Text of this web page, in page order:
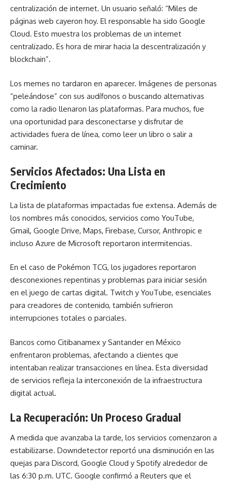
centralización de internet. Un usuario señaló: “Miles de
páginas web cayeron hoy. El responsable ha sido Google
Cloud. Esto muestra los problemas de un internet
centralizado. Es hora de mirar hacia la descentralización y
blockchain”.
Los memes no tardaron en aparecer. Imágenes de personas
“peleándose” con sus audífonos o buscando alternativas
como la radio llenaron las plataformas. Para muchos, fue
una oportunidad para desconectarse y disfrutar de
actividades fuera de línea, como leer un libro o salir a
caminar.
Servicios Afectados: Una Lista en
Crecimiento
La lista de plataformas impactadas fue extensa. Además de
los nombres más conocidos, servicios como YouTube,
Gmail, Google Drive, Maps, Firebase, Cursor, Anthropic e
incluso Azure de Microsoft reportaron intermitencias.
En el caso de Pokémon TCG, los jugadores reportaron
desconexiones repentinas y problemas para iniciar sesión
en el juego de cartas digital. Twitch y YouTube, esenciales
para creadores de contenido, también sufrieron
interrupciones totales o parciales.
Bancos como Citibanamex y Santander en México
enfrentaron problemas, afectando a clientes que
intentaban realizar transacciones en línea. Esta diversidad
de servicios refleja la interconexión de la infraestructura
digital actual.
La Recuperación: Un Proceso Gradual
A medida que avanzaba la tarde, los servicios comenzaron a
estabilizarse. Downdetector reportó una disminución en las
quejas para Discord, Google Cloud y Spotify alrededor de
las 6:30 p.m. UTC. Google confirmó a Reuters que el